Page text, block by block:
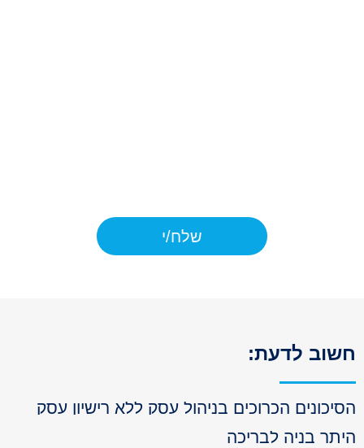
שלח/י
לדעת:
הכרוכים בניהול עסק ללא רישיון עסק
בניה לבריכה